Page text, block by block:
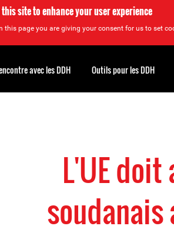
this site to enhance your user experience
this page you are giving your consent for us to set
L'UE
avec les DDH Outils pour les DDH